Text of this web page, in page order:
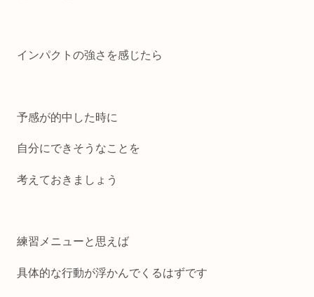
インパクトの強さを感じたら
予感が的中した時に
自分にできそうなことを
考えておきましょう
練習メニューと思えば
具体的な行動が浮かんでくるはずです